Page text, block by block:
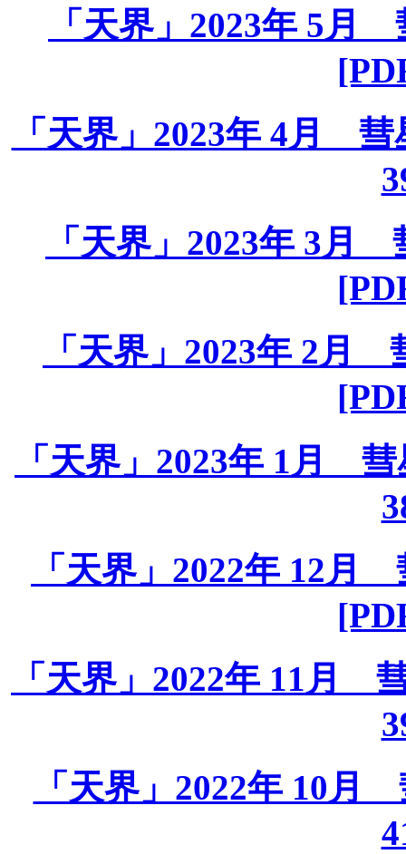
「天界」2023年 5
「天界」2023年 4月
「天界」2023年 3月
「天界」2023年 2月
「天界」2023年 1月
「天界」2022年 12月
「天界」2022年 11月
「天界」2022年 10